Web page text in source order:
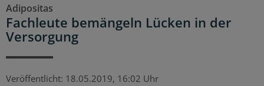
Adipositas
Fachleute bemängeln Lücken in der
Versorgung
Veröffentlicht: 18.05.2019, 16:02 Uhr